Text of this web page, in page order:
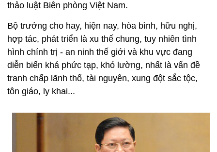
thảo luật Biên phòng Việt Nam.
Bộ trưởng cho hay, hiện nay, hòa bình, hữu nghị,
hợp tác, phát triển là xu thế chung, tuy nhiên tình
hình chính trị - an ninh thế giới và khu vực đang
diễn biến khá phức tạp, khó lường, nhất là vấn đề
tranh chấp lãnh thổ, tài nguyên, xung đột sắc tộc,
tôn giáo, ly khai...